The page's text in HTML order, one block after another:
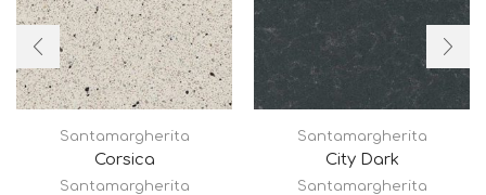
Santamargherita
Corsica
Santamargherita
Santamargherita
City Dark
Santamargherita